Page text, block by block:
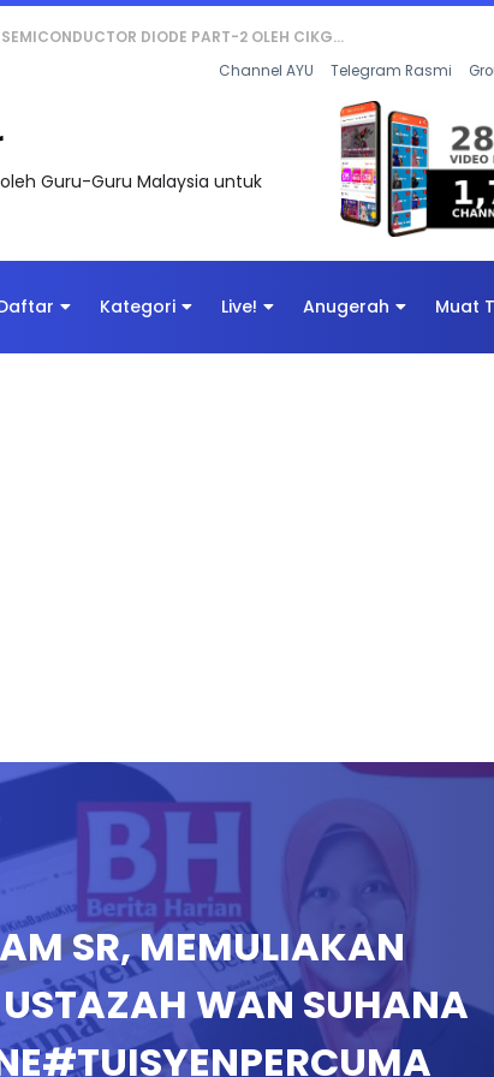
SKOR SOALAN 1 TRIAL OLEH CIKGU WAN...
Channel AYU Telegram Rasmi
Guru-Guru Malaysia untuk
Kategori Live! Anugerah Muat
SR, MEMULIAKAN
WAN SUHANA